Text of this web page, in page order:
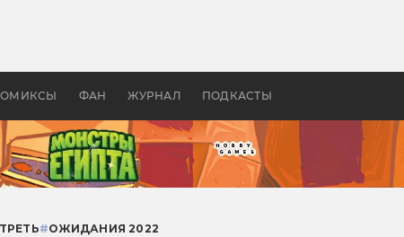
ФАН ЖУРНАЛ ПОДКАСТЫ
Древней Грецией
#ОЖИДАНИЯ 2022